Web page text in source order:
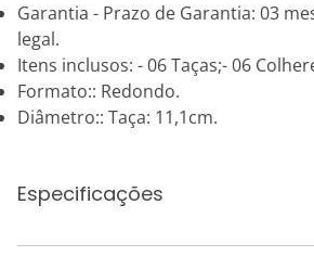
Garantia - Prazo de Garantia: 03
legal.
Itens inclusos: - 06 Taças;- 06
Formato:: Redondo.
Diâmetro:: Taça: 11,1cm.
Especificações